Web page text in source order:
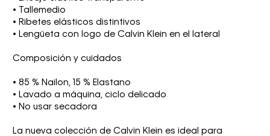
• Tallemedio
• Ribetes elásticos distintivos
• Lengüeta con logo de Calvin Klein en el lateral
Composición y cuidados
• 85 % Nailon, 15 % Elastano
• Lavado a máquina, ciclo delicado
• No usar secadora
La nueva colección de Calvin Klein es ideal para